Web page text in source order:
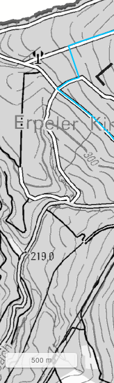
500 m